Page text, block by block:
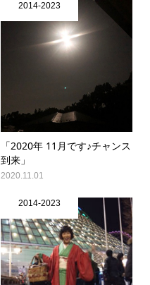
2014-2023
「2020年 11月です♪チャンス
到来」
2020.11.01
2014-2023